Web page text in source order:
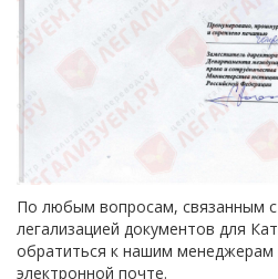
По любым вопросам, связанным с
легализацией документов для
обратиться к нашим менеджерам
электронной почте.